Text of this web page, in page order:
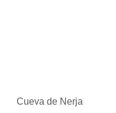
Cueva de Nerja